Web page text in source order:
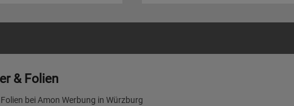
& Folien
bei Amon Werbung in Würzburg